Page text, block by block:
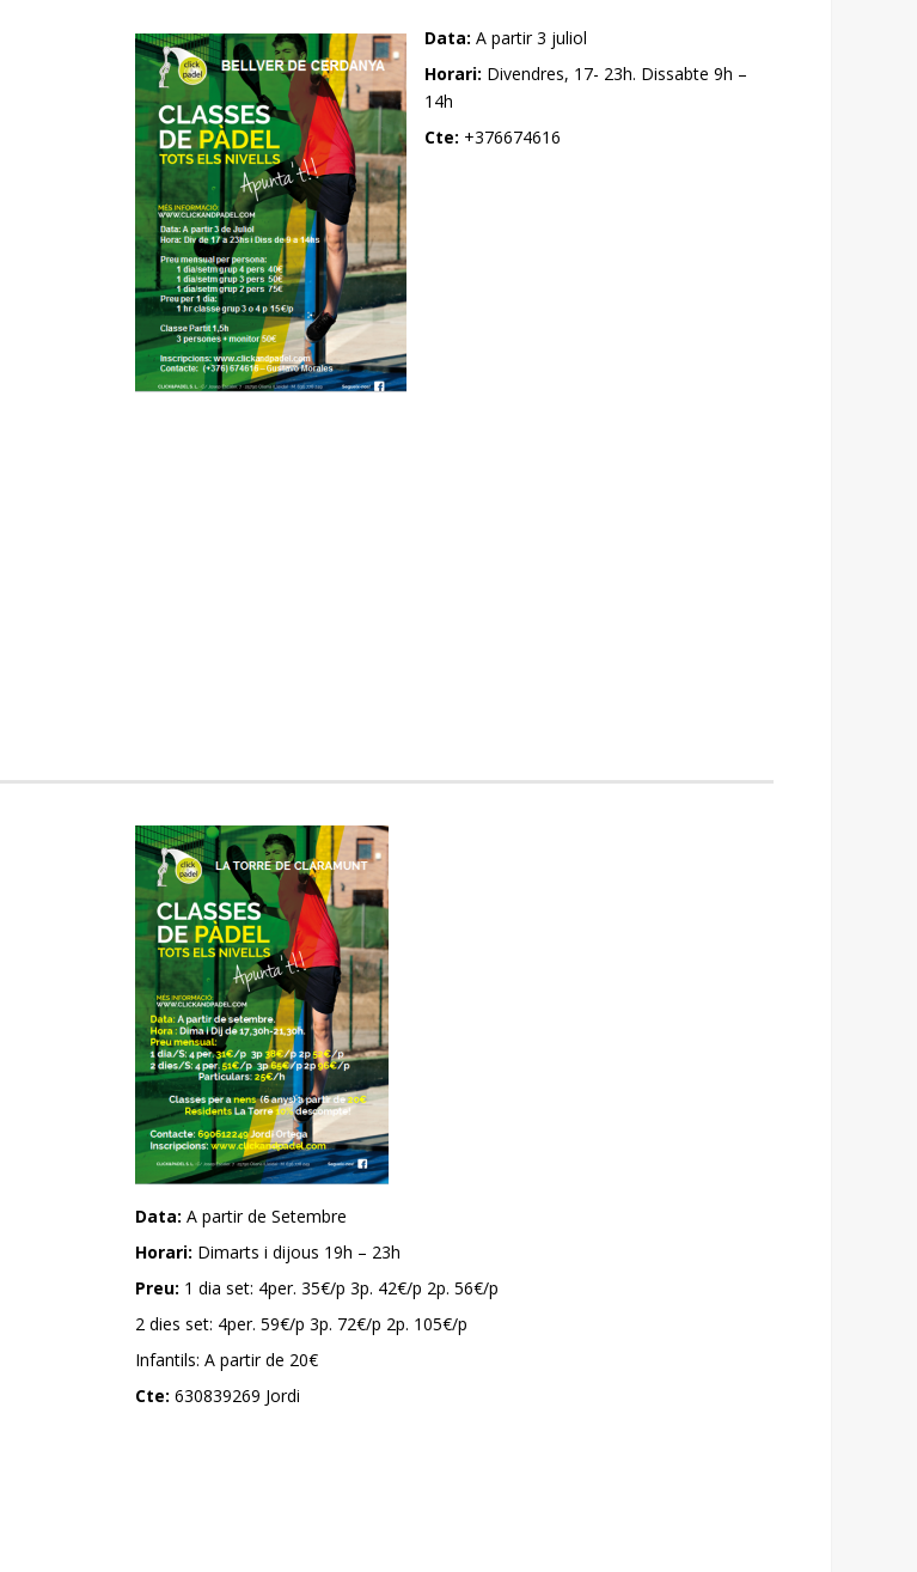
Data: A partir 3 juliol
Horari: Divendres, 17- 23h. Dissabte 9h –
14h
Cte: +376674616
Data: A partir de Setembre
Horari: Dimarts i dijous 19h – 23h
Preu: 1 dia set: 4per. 35€/p 3p. 42€/p 2p. 56€/p
2 dies set: 4per. 59€/p 3p. 72€/p 2p. 105€/p
Infantils: A partir de 20€
Cte: 630839269 Jordi